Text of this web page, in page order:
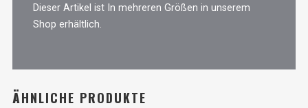
Dieser Artikel ist In mehreren Größen in unserem
Shop erhältlich.
ÄHNLICHE PRODUKTE